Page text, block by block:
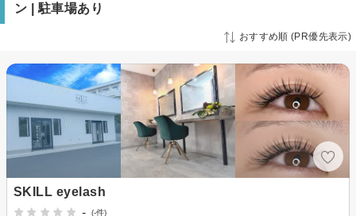
ン | 駐車場あり
おすすめ順 (PR優先表示)
SKILL eyelash
-
(-件)